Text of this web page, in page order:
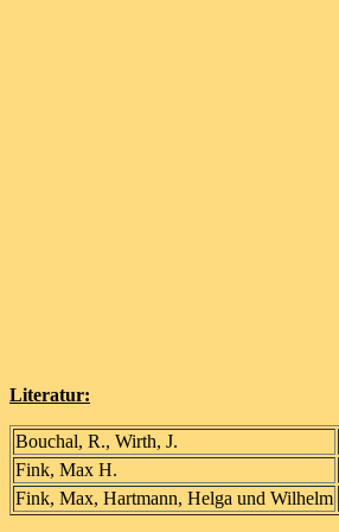
Literatur:
Bouchal, R., Wirth, J.
Fink, Max H.
Fink, Max, Hartmann, Helga und Wilhelm